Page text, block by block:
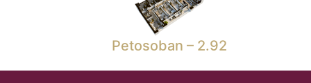
Petosoban – 2.92